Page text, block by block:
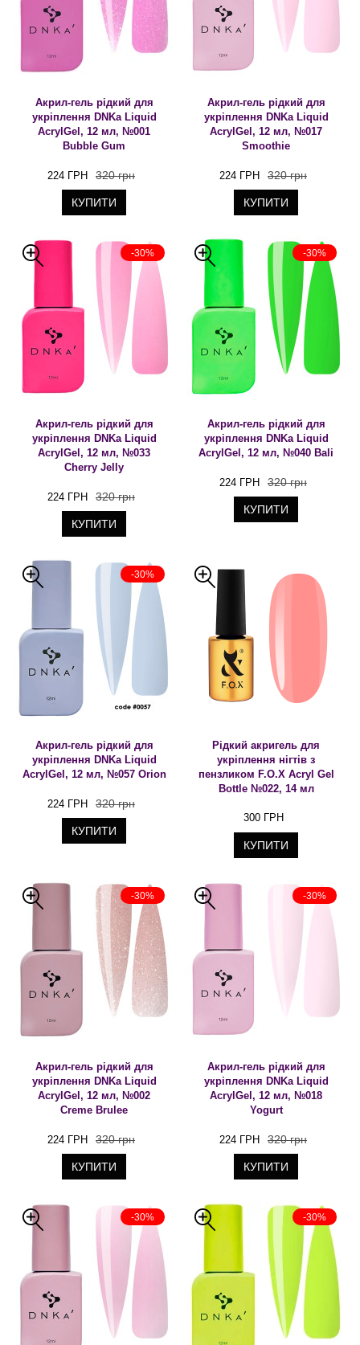
Акрил-гель рідкий для
укріплення DNKa Liquid
AcrylGel, 12 мл, №001
Bubble Gum
224 ГРН 320 грн
КУПИТИ
Акрил-гель рідкий для
укріплення DNKa Liquid
AcrylGel, 12 мл, №017
Smoothie
224 ГРН 320 грн
КУПИТИ
-30%
Акрил-гель рідкий для
укріплення DNKa Liquid
AcrylGel, 12 мл, №033
Cherry Jelly
224 ГРН 320 грн
КУПИТИ
-30%
Акрил-гель рідкий для
укріплення DNKa Liquid
AcrylGel, 12 мл, №040 Bali
224 ГРН 320 грн
КУПИТИ
-30%
Акрил-гель рідкий для
укріплення DNKa Liquid
AcrylGel, 12 мл, №057 Orion
224 ГРН 320 грн
КУПИТИ
Рідкий акригель для
укріплення нігтів з
пензликом F.O.X Acryl Gel
Bottle №022, 14 мл
300 ГРН
КУПИТИ
-30%
Акрил-гель рідкий для
укріплення DNKa Liquid
AcrylGel, 12 мл, №002
Creme Brulee
224 ГРН 320 грн
КУПИТИ
-30%
Акрил-гель рідкий для
укріплення DNKa Liquid
AcrylGel, 12 мл, №018
Yogurt
224 ГРН 320 грн
КУПИТИ
-30% -30%